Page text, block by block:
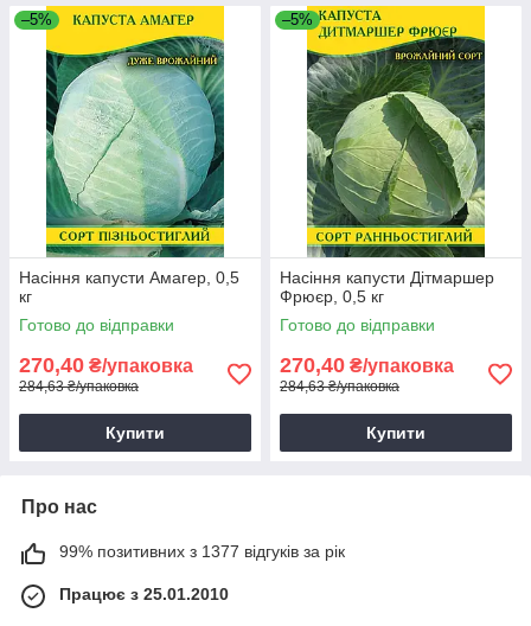
–5%
Насіння капусти Амагер, 0,5
кг
Готово до відправки
270,40 ₴/упаковка
284,63 ₴/упаковка
Купити
–5%
Насіння капусти Дітмаршер
Фрюєр, 0,5 кг
Готово до відправки
270,40 ₴/упаковка
284,63 ₴/упаковка
Купити
Про нас
99% позитивних з 1377 відгуків за рік
Працює з 25.01.2010